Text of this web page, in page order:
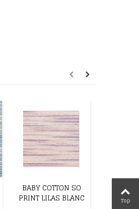
BABY COTTON SO
PRINT LILAS BLANC
BABY
PRINT
Top